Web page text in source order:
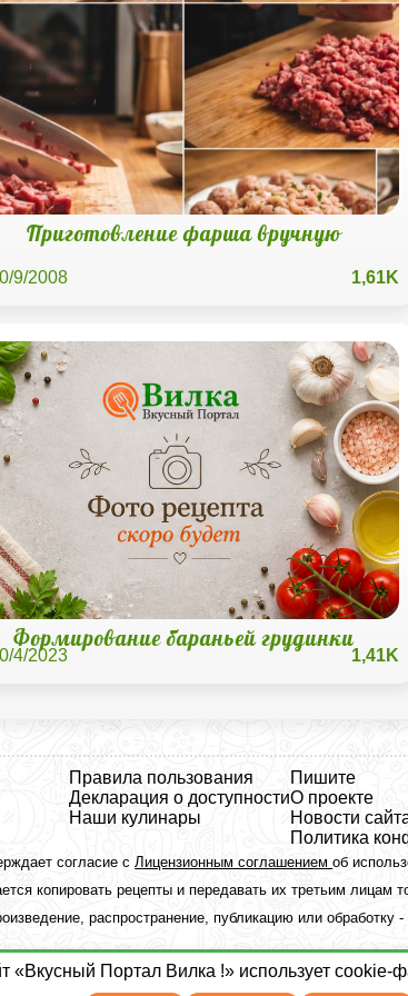
Приготовление фарша вручную
9/2008 1,61K
Формирование бараньей грудинки
4/2023 1,41K
Правила пользования
Декларация о доступности
Наши кулинары
Пишите
О проекте
Новости
Политика
согласие сЛицензионным соглашениемоб
копировать рецепты и передавать их третьим лицам
распространение, публикацию или
«Вкусный Портал Вилка !» использует cookie-